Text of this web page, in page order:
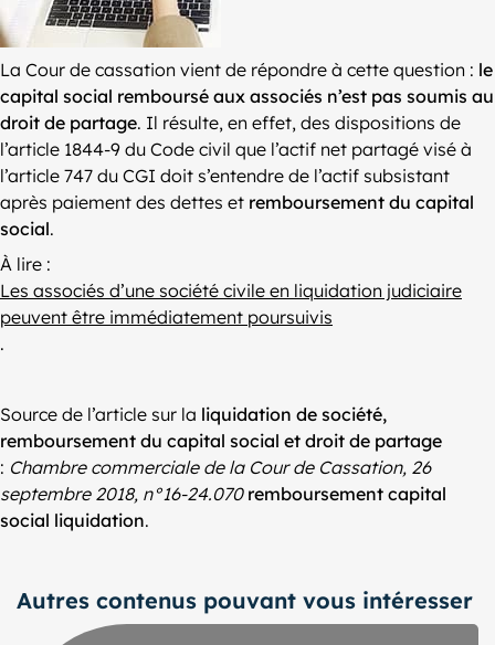
La Cour de cassation vient de répondre à cette question : le
capital social remboursé aux associés n’est pas soumis au
droit de partage. Il résulte, en effet, des dispositions de
l’article 1844-9 du Code civil que l’actif net partagé visé à
l’article 747 du CGI doit s’entendre de l’actif subsistant
après paiement des dettes et remboursement du capital
social.
À lire :
Les associés d’une société civile en liquidation judiciaire
peuvent être immédiatement poursuivis
.
Source de l’article sur la liquidation de société,
remboursement du capital social et droit de partage
: Chambre commerciale de la Cour de Cassation, 26
septembre 2018, n°16-24.070 remboursement capital
social liquidation.
Autres contenus pouvant vous intéresser